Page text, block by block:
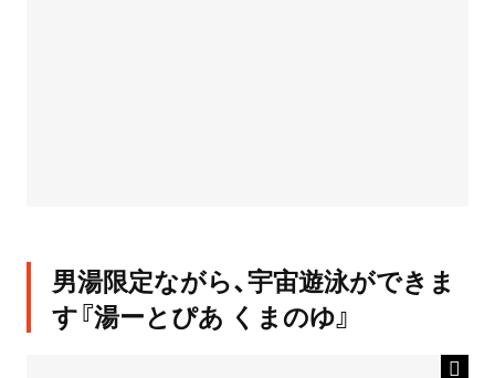
男湯限定ながら、宇宙遊泳ができま
す『湯ーとぴあ くまのゆ』